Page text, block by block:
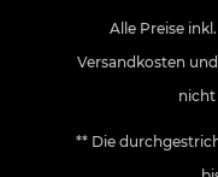
Alle Preise
Versandkosten
nicht
** Die